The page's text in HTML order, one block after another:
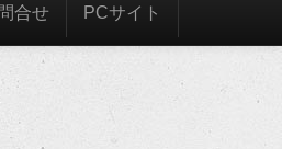
合せ PCサイト